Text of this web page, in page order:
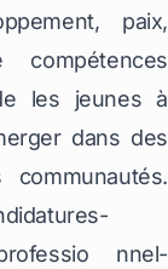
paix,
les jeunes à
dans des
professio nnel-